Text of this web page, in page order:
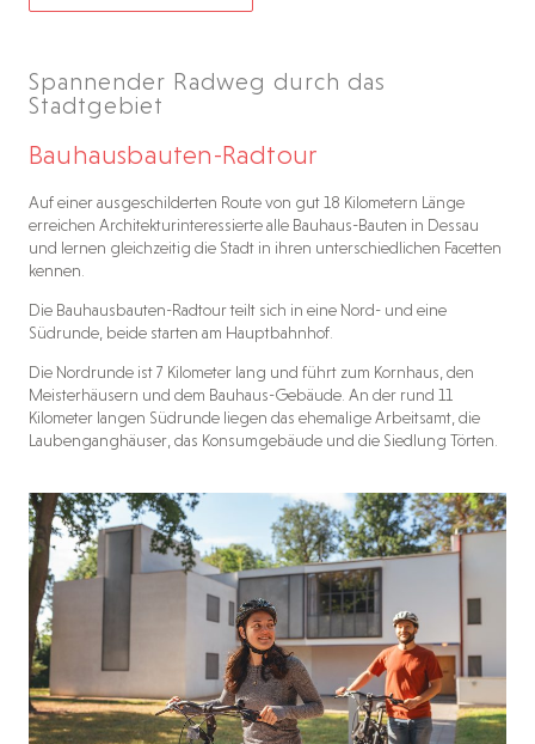
Spannender Radweg durch das
Stadtgebiet
Bauhausbauten-Radtour
Auf einer ausgeschilderten Route von gut 18 Kilometern Länge
erreichen Architekturinteressierte alle Bauhaus-Bauten in Dessau
und lernen gleichzeitig die Stadt in ihren unterschiedlichen Facetten
kennen.
Die Bauhausbauten-Radtour teilt sich in eine Nord- und eine
Südrunde, beide starten am Hauptbahnhof.
Die Nordrunde ist 7 Kilometer lang und führt zum Kornhaus, den
Meisterhäusern und dem Bauhaus-Gebäude. An der rund 11
Kilometer langen Südrunde liegen das ehemalige Arbeitsamt, die
Laubenganghäuser, das Konsumgebäude und die Siedlung Törten.